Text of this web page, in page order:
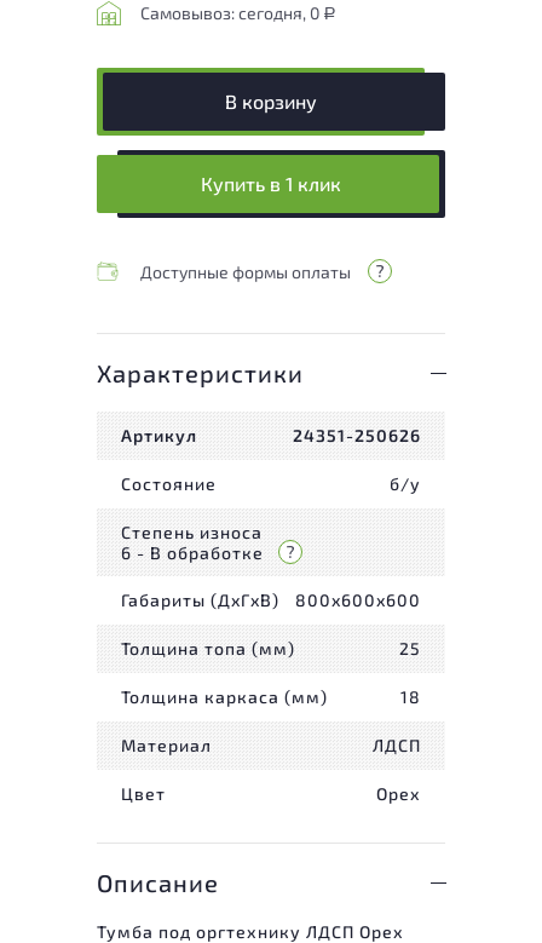
Самовывоз: сегодня, 0 Р
В корзину
Купить в 1 клик
Доступные формы оплаты
Характеристики
Артикул 24351-250626
Состояние б/у
Степень износа
6 - В обработке
Габариты (ДxГxВ) 800x600x600
Толщина топа (мм) 25
Толщина каркаса (мм) 18
Материал ЛДСП
Цвет Орех
Описание
Тумба под оргтехнику ЛДСП Орех